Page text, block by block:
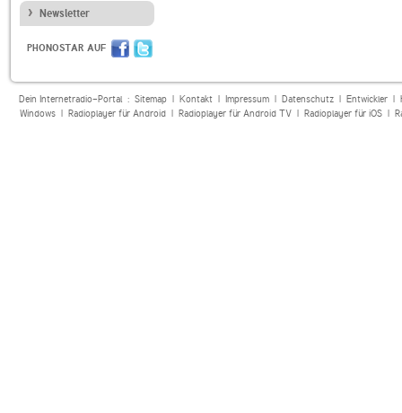
Newsletter
PHONOSTAR AUF
Dein Internetradio-Portal : Sitemap| Kontakt| Impressum| Datenschutz| Entwickler|
Windows| Radioplayer für Android| Radioplayer für Android TV| Radioplayer für iOS|